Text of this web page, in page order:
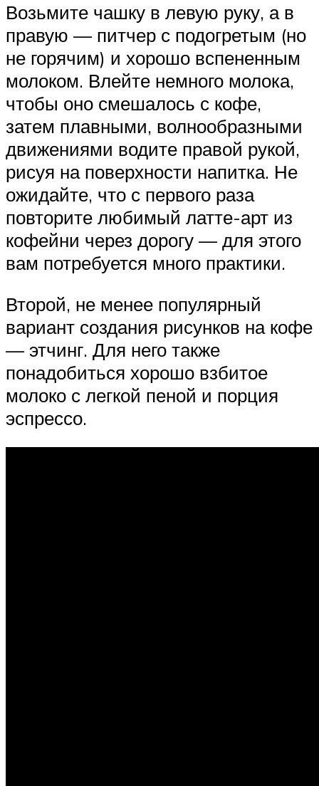
Возьмите чашку в левую руку, а в
правую — питчер с подогретым (но
не горячим) и хорошо вспененным
молоком. Влейте немного молока,
чтобы оно смешалось с кофе,
затем плавными, волнообразными
движениями водите правой рукой,
рисуя на поверхности напитка. Не
ожидайте, что с первого раза
повторите любимый латте-арт из
кофейни через дорогу — для этого
вам потребуется много практики.
Второй, не менее популярный
вариант создания рисунков на кофе
— этчинг. Для него также
понадобиться хорошо взбитое
молоко с легкой пеной и порция
эспрессо.